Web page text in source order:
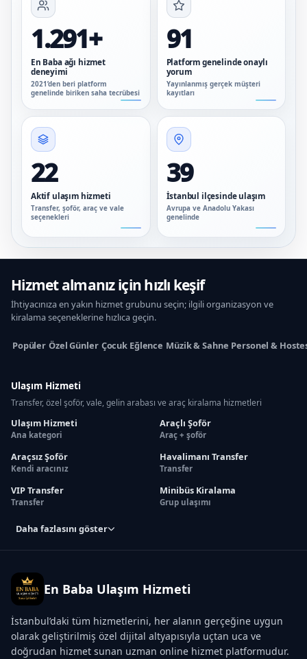
1.291+
En Baba ağı hizmet
deneyimi
2021’den beri platform
genelinde biriken saha tecrübesi
91
Platform genelinde onaylı
yorum
Yayınlanmış gerçek müşteri
kayıtları
22
Aktif ulaşım hizmeti
Transfer, şoför, araç ve vale
seçenekleri
39
İstanbul ilçesinde ulaşım
Avrupa ve Anadolu Yakası
genelinde
Hizmet almanız için hızlı keşif
İhtiyacınıza en yakın hizmet grubunu seçin; ilgili organizasyon ve
kiralama seçeneklerine hızlıca geçin.
Popüler Özel Günler Çocuk Eğlence Müzik & Sahne Personel &
Ulaşım Hizmeti
Transfer, özel şoför, vale, gelin arabası ve araç kiralama hizmetleri
Ulaşım Hizmeti
Ana kategori
Araçlı Şoför
Araç + şoför
Araçsız Şoför
Kendi aracınız
Havalimanı Transfer
Transfer
VIP Transfer
Transfer
Minibüs Kiralama
Grup ulaşımı
Daha fazlasını göster
En Baba Ulaşım Hizmeti
İstanbul’daki tüm hizmetlerini, her alanın gerçeğine uygun
olarak geliştirilmiş özel dijital altyapısıyla uçtan uca ve
doğrudan hizmet sunan uzman online hizmet platformudur.